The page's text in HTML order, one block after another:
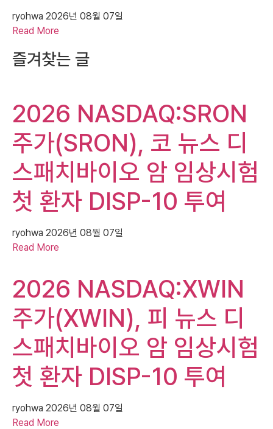
ryohwa 2026년 08월 07일
Read More
즐겨찾는 글
2026 NASDAQ:SRON
주가(SRON), 코 뉴스 디
스패치바이오 암 임상시험
첫 환자 DISP-10 투여
ryohwa 2026년 08월 07일
Read More
2026 NASDAQ:XWIN
주가(XWIN), 피 뉴스 디
스패치바이오 암 임상시험
첫 환자 DISP-10 투여
ryohwa 2026년 08월 07일
Read More